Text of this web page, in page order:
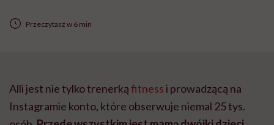
Przeczytasz w 6 min
Alli jest nie tylko trenerkąfitnessi prowadzącą na
Instagramie konto, które obserwuje niemal 25 tys.